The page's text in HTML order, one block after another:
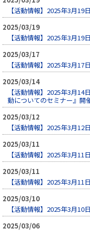
【活動情報】2025年3月19
2025/03/19
【活動情報】2025年3月19
2025/03/17
【活動情報】2025年3月17
2025/03/14
【活動情報】2025年3月
動についてのセミナー』開
2025/03/12
【活動情報】2025年3月12
2025/03/11
【活動情報】2025年3月
2025/03/11
【活動情報】2025年3月11
2025/03/10
【活動情報】2025年3月
2025/03/06